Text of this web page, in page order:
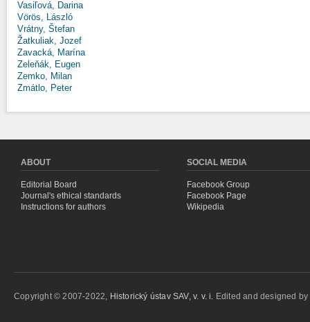
Vasiľová, Darina
Vörös, László
Vrátny, Štefan
Žatkuliak, Jozef
Zavacká, Marína
Zeleňák, Eugen
Zemko, Milan
Zmátlo, Peter
ABOUT
Editorial Board
Journal's ethical standards
Instructions for authors
SOCIAL MEDIA
Facebook Group
Facebook Page
Wikipedia
Copyright © 2007-2022, Historický ústav SAV, v. v. i. Edited and designed by